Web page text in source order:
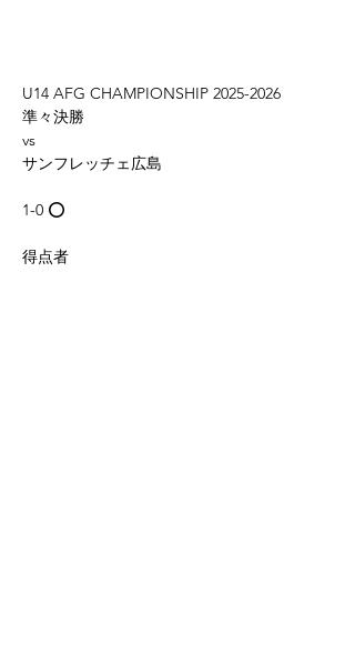
U14 AFG CHAMPIONSHIP 2025-2026
準々決勝
vs
サンフレッチェ広島
1-0 ⭕️
得点者